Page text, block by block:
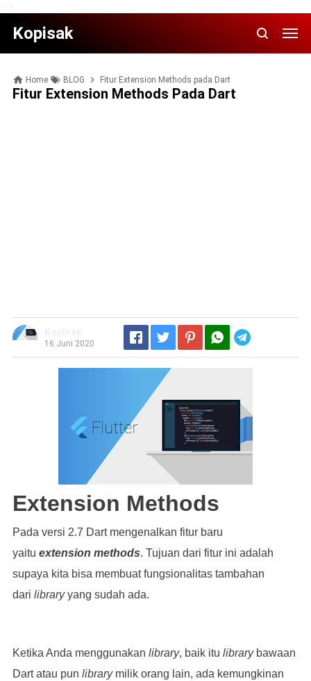
Kopisak
Home BLOG Fitur Extension Methods pada Dart
Fitur Extension Methods Pada Dart
16 Juni 2020
Extension Methods
Pada versi 2.7 Dart mengenalkan fitur baru
yaitu extension methods. Tujuan dari fitur ini adalah
supaya kita bisa membuat fungsionalitas tambahan
dari libraryyang sudah ada.
Ketika Anda menggunakan library, baik itu librarybawaan
Dart atau pun librarymilik orang lain, ada kemungkinan